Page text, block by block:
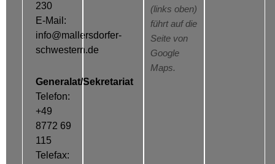
230
E-Mail:
info@mallersdorfer-
schwestern.de
Generalat/Sekretariat
Telefon:
+49
8772 69
115
Telefax:
(links oben)
führt auf die
Seite von
Google
Maps.